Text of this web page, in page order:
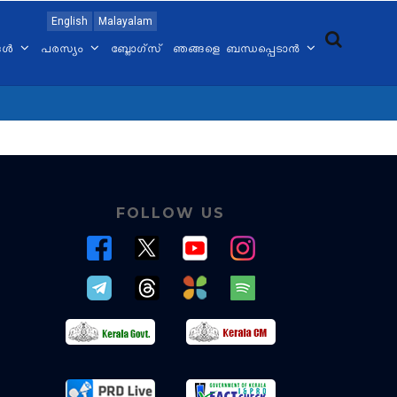
English Malayalam
പരസ്യം ബ്ലോഗ്സ് ഞങ്ങളെ ബന്ധപ്പെടാൻ
FOLLOW US